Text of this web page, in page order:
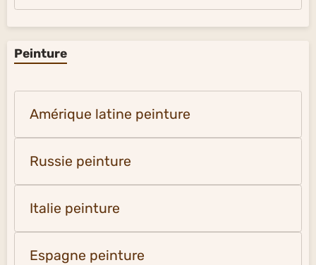
Peinture
Amérique latine peinture
Russie peinture
Italie peinture
Espagne peinture